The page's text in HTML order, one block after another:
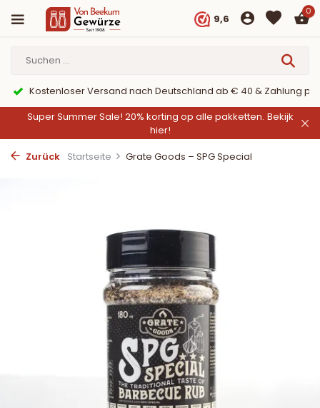
9,6
0
Versand nach Deutschland ab € 40 & Zahlung per PayPal
Super Summer Sale! 20% korting op alle pakketten. Bekijk
hier!
Zurück Startseite Grate Goods – SPG Special